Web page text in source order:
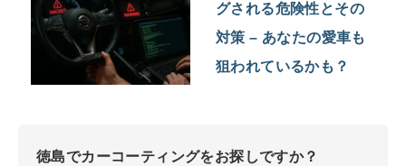
グされる危険性とその
対策 – あなたの愛車も
狙われているかも？
徳島でカーコーティングをお探しですか？